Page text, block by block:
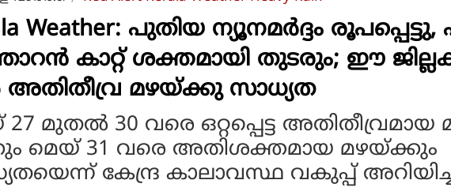
Weather: പുതിയ ന്യൂനമര്‍ദ്ദം രൂപപ്പെട്ടു,
കാറ്റ് ശക്തമായി തുടരും; ഈ
അതിതീവ്ര മഴയ്ക്കു സാധ്യത
മുതല്‍ 30 വരെ ഒറ്റപ്പെട്ട അതിതീവ്രമായ
മെയ് 31 വരെ അതിശക്തമായ മഴയ്ക്കും
കേന്ദ്ര കാലാവസ്ഥ വകുപ്പ്